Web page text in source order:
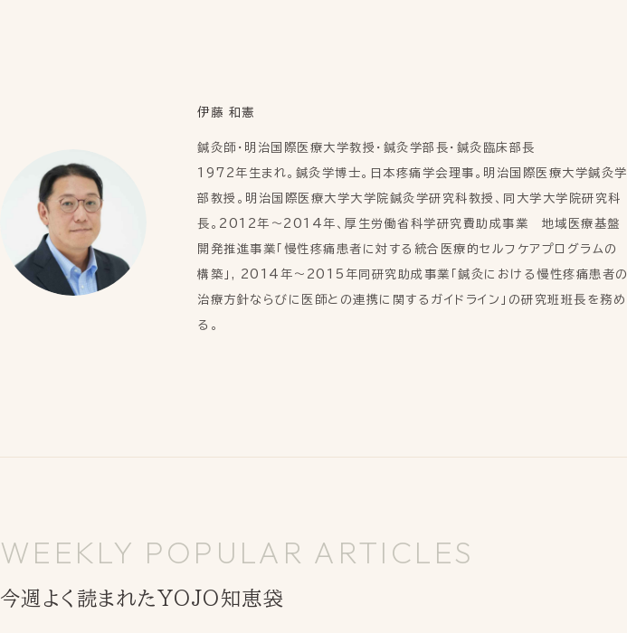
伊藤 和憲
鍼灸師・明治国際医療大学教授・鍼灸学部長・鍼灸臨床部長
1972年生まれ。鍼灸学博士。日本疼痛学会理事。明治国際医療大学鍼灸学
部教授。明治国際医療大学大学院鍼灸学研究科教授、同大学大学院研究科
長。2012年～2014年、厚生労働省科学研究費助成事業 地域医療基盤
開発推進事業「慢性疼痛患者に対する統合医療的セルフケアプログラムの
構築」, 2014年～2015年同研究助成事業「鍼灸における慢性疼痛患者の
治療方針ならびに医師との連携に関するガイドライン」の研究班班長を務め
る。
WEEKLY POPULAR ARTICLES
今週よく読まれたYOJO知恵袋